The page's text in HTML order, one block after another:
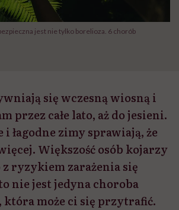
jest nie tylko borelioza. 6 chorób
się wczesną wiosną i
przez całe lato, aż do jesieni.
i łagodne zimy sprawiają, że
Większość osób kojarzy
ryzykiem zarażenia się
nie jest jedyna choroba
która może ci się przytrafić.